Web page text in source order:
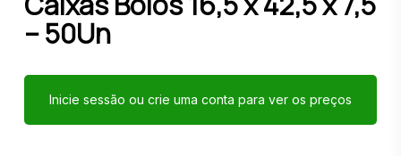
– 50Un
Inicie sessão ou crie uma conta para ver os preços